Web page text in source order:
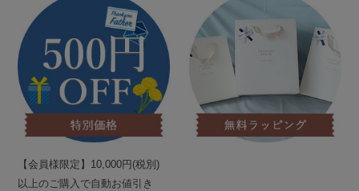
【会員様限定】10,000円(税別)
以上のご購入で自動お値引き